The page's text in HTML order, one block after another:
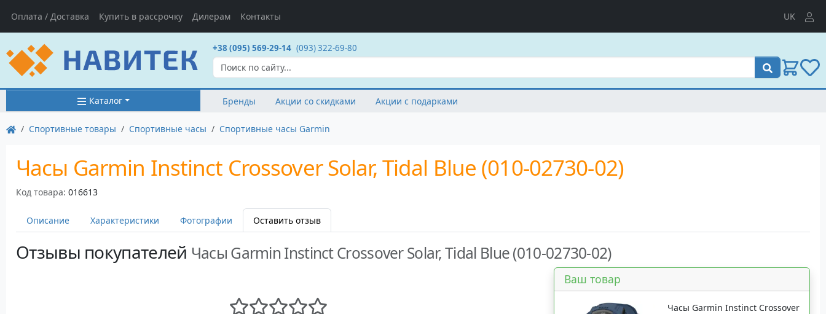
Оплата / Доставка Купить в рассрочку Дилерам Контакты UK
+38 (095) 569-29-14 (093) 322-69-80
Поиск
Каталог Бренды Акции со скидками Акции с подарками
Cпортивные товары Спортивные часы Спортивные часы Garmin
Часы Garmin Instinct Crossover Solar, Tidal Blue (010-02730-02)
Код товара: 016613
Описание Характеристики Фотографии Оставить отзыв
Отзывы покупателей Часы Garmin Instinct Crossover Solar, Tidal Blue (010-02730-02)
Ваш товар
Часы Garmin Instinct Crossover